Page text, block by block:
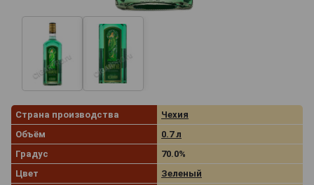
Страна производства
Чехия
Объём
0.7 л
Градус
70.0%
Цвет
Зеленый